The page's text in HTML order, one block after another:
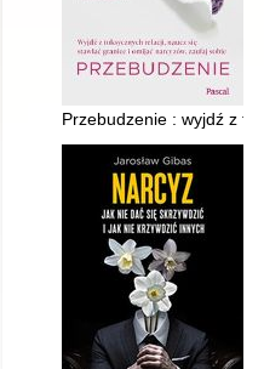
Przebudzenie : wyjdź z